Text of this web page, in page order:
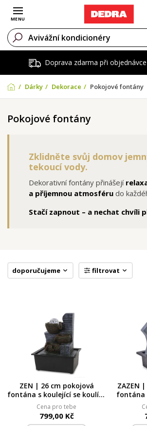
Doprava zdarma při
Otevřít menu
MENU
Dárky Dekorace Pokojové fontány
Pokojové fontány
Zklidněte svůj domov
tekoucí vody.
Dekorativní fontány přinášejí
a příjemnou atmosféru do
Stačí zapnout – a nechat chvíli
doporučujeme filtrovat
ZEN | 26 cm pokojová
fontána s koulející se koulí &
LED osvětlením | kaskádový
design
Cena pro tebe
799,00 Kč
ZAZEN
fontána
koulí